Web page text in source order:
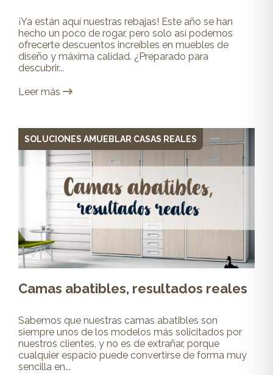
¡Ya están aquí nuestras rebajas! Este año se han
hecho un poco de rogar, pero solo así podemos
ofrecerte descuentos increíbles en muebles de
diseño y máxima calidad. ¿Preparado para
descubrir...
Leer más
SOLUCIONES AMUEBLAR CASAS REALES
Camas abatibles, resultados reales
Sabemos que nuestras camas abatibles son
siempre unos de los modelos más solicitados por
nuestros clientes, y no es de extrañar, porque
cualquier espacio puede convertirse de forma muy
sencilla en...